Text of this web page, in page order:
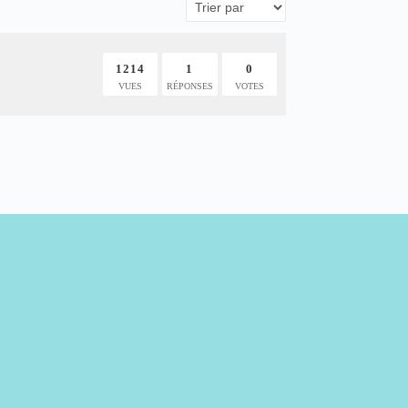
1214
VUES
1
RÉPONSES
0
VOTES